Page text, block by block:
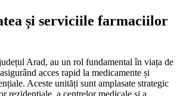
și serviciile farmaciilor
Arad, au un rol fundamental în viața de
acces rapid la medicamente și
Aceste unități sunt amplasate strategic